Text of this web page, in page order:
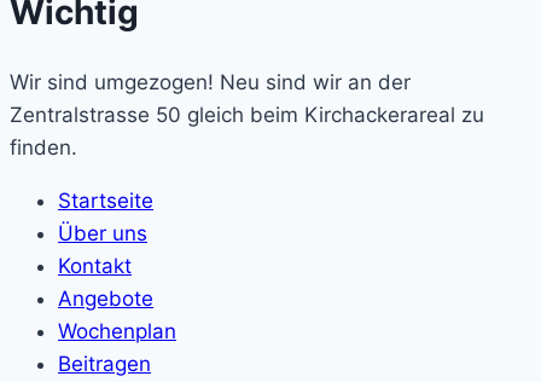
Wichtig
Wir sind umgezogen! Neu sind wir an der
Zentralstrasse 50 gleich beim Kirchackerareal zu
finden.
Startseite
Über uns
Kontakt
Angebote
Wochenplan
Beitragen